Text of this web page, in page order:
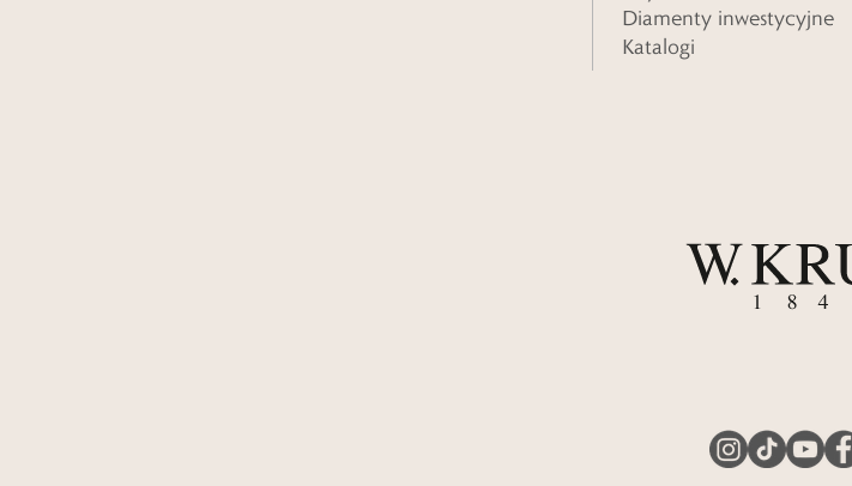
Diamenty inwestycyjne
Katalogi